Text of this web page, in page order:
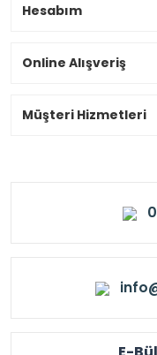
Hesabım
Online Alışveriş
Müşteri Hizmetleri